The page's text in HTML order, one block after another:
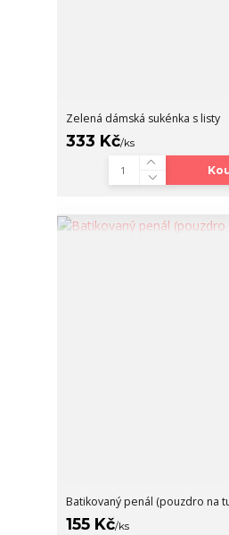
Zelená dámská sukénka s listy
333 Kč/ks
Batikovaný penál (pouzdro na
155 Kč/ks